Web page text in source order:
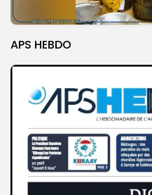
APS HEBDO